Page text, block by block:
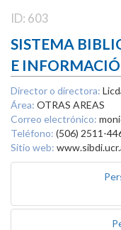
ID: 603
SISTEMA
E
Director o directora:
Área: OTRAS AREAS
Correo electrónico:
Teléfono: (506) 2511-
Sitio web: